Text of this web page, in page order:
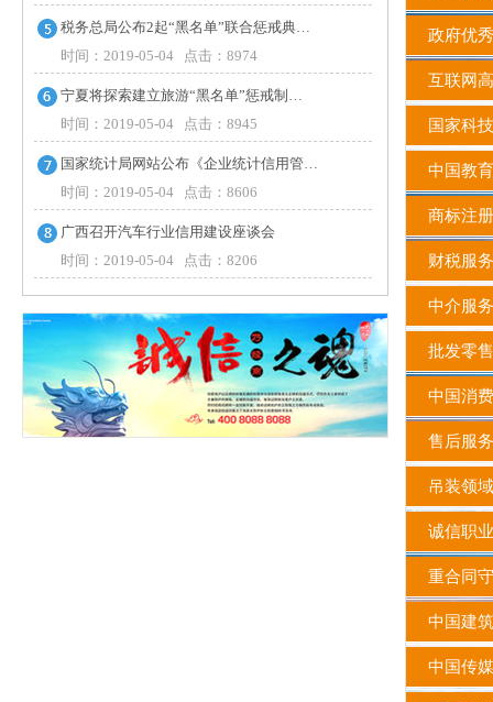
税务总局公布2起“黑名单”联合惩戒典…
时间：2019-05-04 点击：8974
宁夏将探索建立旅游“黑名单”惩戒制…
时间：2019-05-04 点击：8945
国家统计局网站公布《企业统计信用管…
时间：2019-05-04 点击：8606
广西召开汽车行业信用建设座谈会
时间：2019-05-04 点击：8206
政府优
互联网
国家科
中国教
商标注
财税服
中介服
批发零
中国消
售后服
吊装领
诚信职
重合同
中国建
中国传